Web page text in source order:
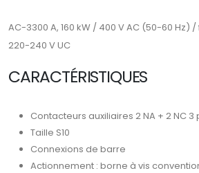
AC-3300 A, 160 kW / 400 V AC (50-60 Hz)
220-240 V UC
CARACTÉRISTIQUES
Contacteurs auxiliaires 2 NA + 2 NC 3
Taille S10
Connexions de barre
Actionnement : borne à vis